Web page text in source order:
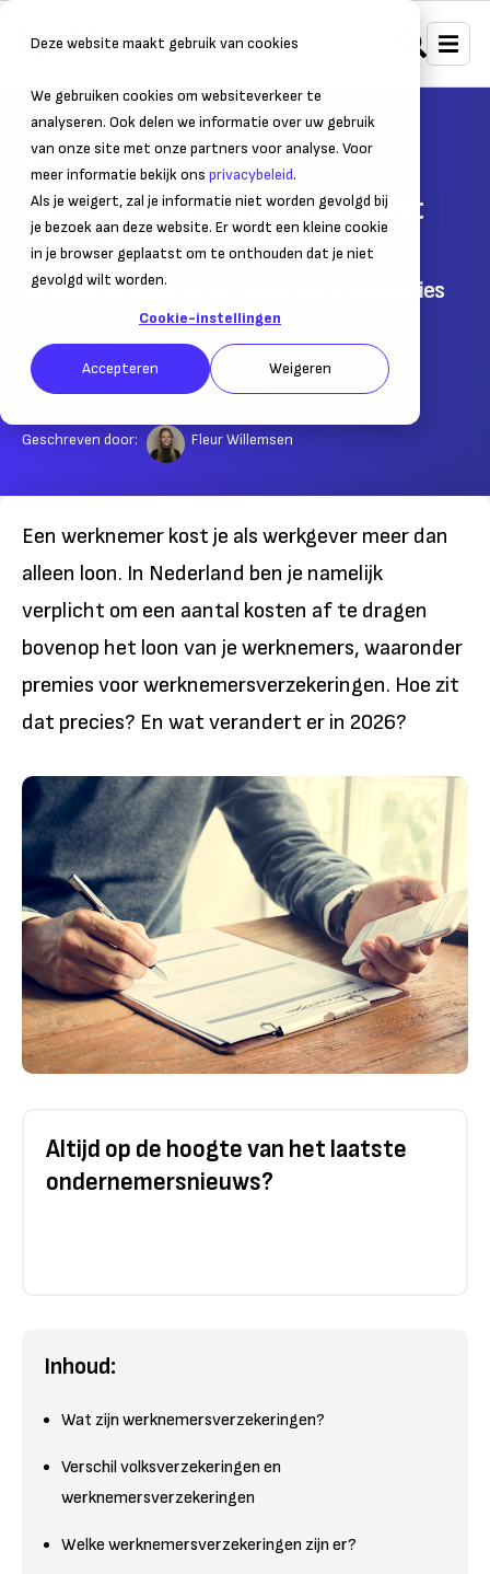
Deze website maakt gebruik van cookies
We gebruiken cookies om websiteverkeer te
analyseren. Ook delen we informatie over uw gebruik
van onze site met onze partners voor analyse. Voor
meer informatie bekijk ons privacybeleid.
Als je weigert, zal je informatie niet worden gevolgd bij
je bezoek aan deze website. Er wordt een kleine cookie
in je browser geplaatst om te onthouden dat je niet
gevolgd wilt worden.
Cookie-instellingen
Accepteren Weigeren
Home Administratie Personeelsadministratie
Premies
werknemersverzekeringen: wat
zijn het en wat kost het?
Verzeker je werknemers tegen inkomensverlies
22 november 2024 – Leestijd:5
Laatst bijgewerkt:
08 december 2025
Geschreven door: Fleur Willemsen
Een werknemer kost je als werkgever meer dan
alleen loon. In Nederland ben je namelijk
verplicht om een aantal kosten af te dragen
bovenop het loon van je werknemers, waaronder
premies voor werknemersverzekeringen. Hoe zit
dat precies? En wat verandert er in 2026?
Altijd op de hoogte van het laatste
ondernemersnieuws?
Inhoud:
Wat zijn werknemersverzekeringen?
Verschil volksverzekeringen en
werknemersverzekeringen
Welke werknemersverzekeringen zijn er?